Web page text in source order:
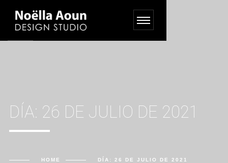
DÍA: 26 DE JULIO DE 2021
HOME DÍA: 26 DE JULIO DE 2021